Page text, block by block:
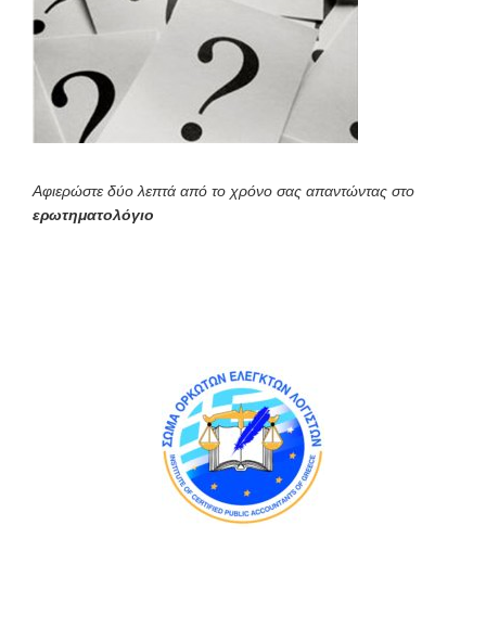
Αφιερώστε δύο λεπτά από το χρόνο σας απαντώντας στο
ερωτηματολόγιο